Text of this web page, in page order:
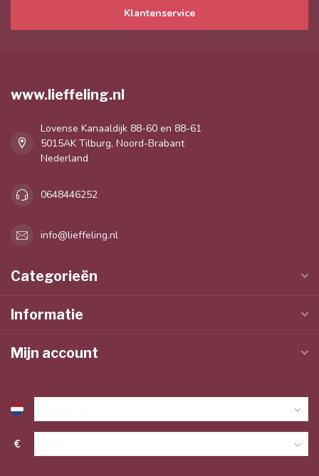
Klantenservice
www.lieffeling.nl
Lovense Kanaaldijk 88-60 en 88-61
5015AK Tilburg, Noord-Brabant
Nederland
0648446252
info@lieffeling.nl
Categorieën
Informatie
Mijn account
€